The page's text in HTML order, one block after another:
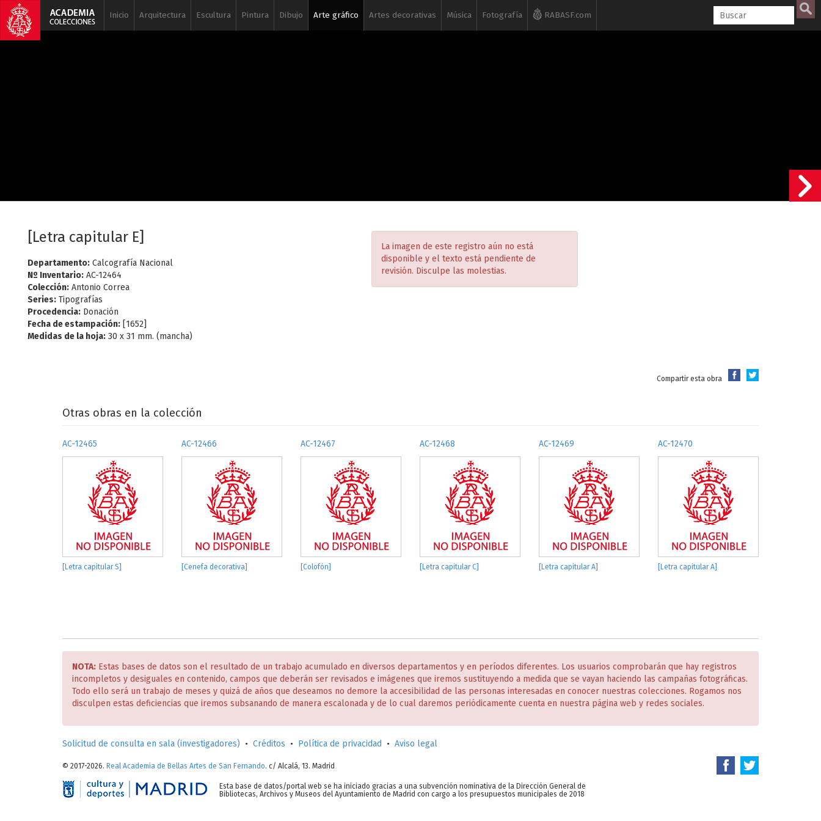
Inicio Arquitectura Escultura Pintura Dibujo Arte gráfico Artes decorativas Música Fotografía RABASF.com
[Letra capitular E]
Departamento: Calcografía Nacional
Nº Inventario: AC-12464
Colección: Antonio Correa
Series: Tipografías
Procedencia: Donación
Fecha de estampación: [1652]
Medidas de la hoja: 30 x 31 mm. (mancha)
La imagen de este registro aún no está
disponible y el texto está pendiente de
revisión. Disculpe las molestias.
Compartir esta obra
Otras obras en la colección
AC-12465
[Letra capitular S]
AC-12466
[Cenefa decorativa]
AC-12467
[Colofón]
AC-12468
[Letra capitular C]
AC-12469
[Letra capitular A]
AC-12470
[Letra capitular A]
NOTA: Estas bases de datos son el resultado de un trabajo acumulado en diversos departamentos y en períodos diferentes. Los usuarios comprobarán que hay registros
incompletos y desiguales en contenido, campos que deberán ser revisados e imágenes que iremos sustituyendo a medida que se vayan haciendo las campañas fotográficas.
Todo ello será un trabajo de meses y quizá de años que deseamos no demore la accesibilidad de las personas interesadas en conocer nuestras colecciones. Rogamos nos
disculpen estas deficiencias que iremos subsanando de manera escalonada y de lo cual daremos periódicamente cuenta en nuestra página web y redes sociales.
Solicitud de consulta en sala (investigadores) • Créditos • Política de privacidad • Aviso legal
© 2017-2026. Real Academia de Bellas Artes de San Fernando. c/ Alcalá, 13. Madrid
Esta base de datos/portal web se ha iniciado gracias a una subvención nominativa de la Dirección General de
Bibliotecas, Archivos y Museos del Ayuntamiento de Madrid con cargo a los presupuestos municipales de 2018